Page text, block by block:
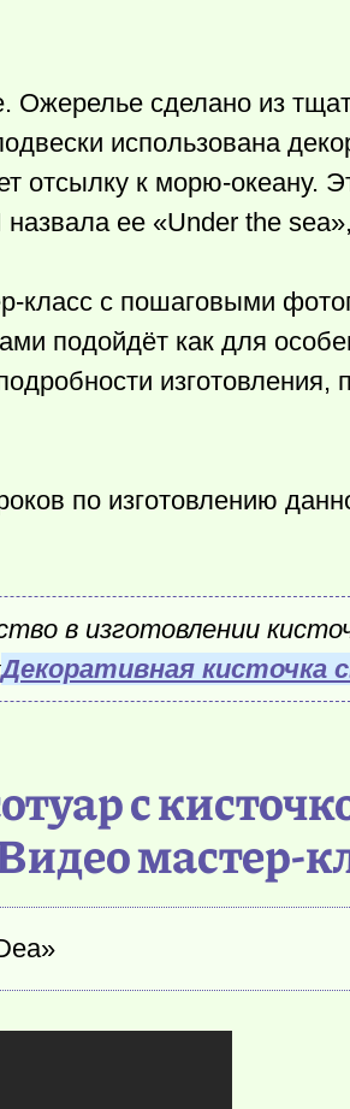
Ожерелье сделано из
использована
отсылку к морю-океану.
ее «Under the
класс с пошаговыми
подойдёт как для
по изготовлению
в изготовлении
Декоративная кисточка
с
мастер-